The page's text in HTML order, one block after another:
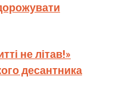
не літав!»
десантника